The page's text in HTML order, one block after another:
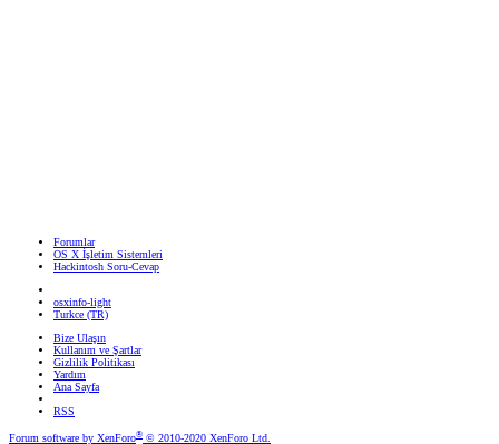
Forumlar
OS X İşletim Sistemleri
Hackintosh Soru-Cevap
osxinfo-light
Turkce (TR)
Bize Ulaşın
Kullanım ve Şartlar
Gizlilik Politikası
Yardım
Ana Sayfa
RSS
Forum software by XenForo® © 2010-2020 XenForo Ltd.